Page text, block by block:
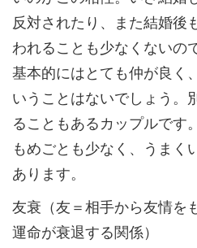
反対されたり、また結婚後
われることも少なくないの
基本的にはとても仲が良く
いうことはないでしょう。
ることもあるカップルです
もめごとも少なく、うまく
あります。
友衰（友＝相手から友情を
運命が衰退する関係）